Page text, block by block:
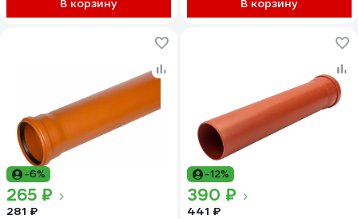
В корзину В корзину
-6%
265 ₽
281 ₽
-12%
390 ₽
441 ₽